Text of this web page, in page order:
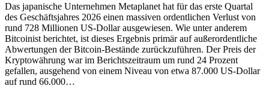
Das japanische Unternehmen Metaplanet hat für das erste Quartal
des Geschäftsjahres 2026 einen massiven ordentlichen Verlust von
rund 728 Millionen US-Dollar ausgewiesen. Wie unter anderem
Bitcoinist berichtet, ist dieses Ergebnis primär auf außerordentliche
Abwertungen der Bitcoin-Bestände zurückzuführen. Der Preis der
Kryptowährung war im Berichtszeitraum um rund 24 Prozent
gefallen, ausgehend von einem Niveau von etwa 87.000 US-Dollar
auf rund 66.000…